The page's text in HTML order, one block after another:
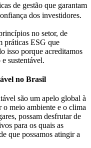
de gestão que garantam
dos investidores.
no setor, de
práticas ESG que
isso porque acreditamos
sustentável.
no Brasil
são um apelo global à
o meio ambiente e o clima
possam desfrutar de
para os quais as
que possamos atingir a